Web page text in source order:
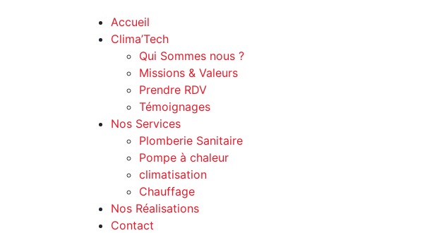
Accueil
Clima’Tech
Qui Sommes nous ?
Missions & Valeurs
Prendre RDV
Témoignages
Nos Services
Plomberie Sanitaire
Pompe à chaleur
climatisation
Chauffage
Nos Réalisations
Contact